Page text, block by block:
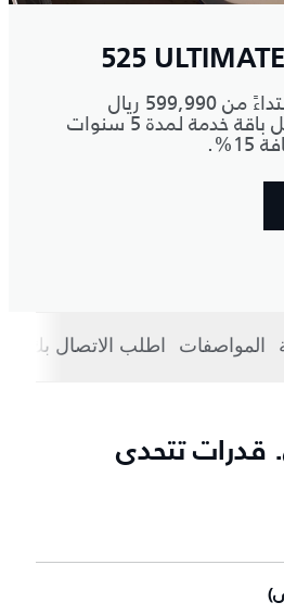
525 ULTIMATE
أداء V8 لا يُضاهى. ابتداءً من 599,990 ريال
سعودي. السعر يشمل باقة خدمة لمدة 5 سنوات
المواصفات اطلب الاتصال بك
قدرات تتحدى